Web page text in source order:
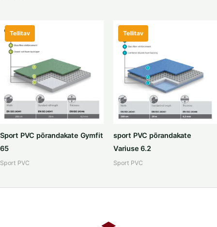
Tellitav
Sport PVC põrandakate Gymfit
65
Sport PVC
Tellitav
sport PVC põrandakate
Variuse 6.2
Sport PVC